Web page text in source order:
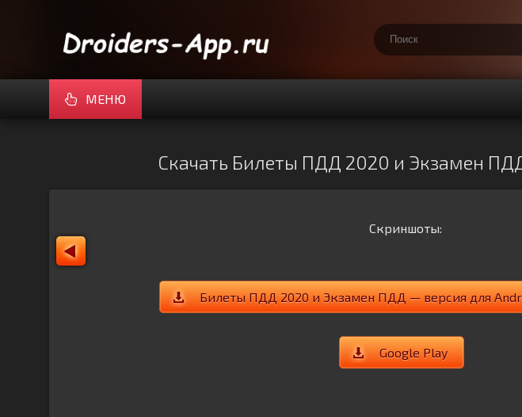
МЕНЮ
Скачать Билеты ПДД 2020 и Экзамен
Скриншоты:
Билеты ПДД 2020 и Экзамен ПДД — версия для
Google Play